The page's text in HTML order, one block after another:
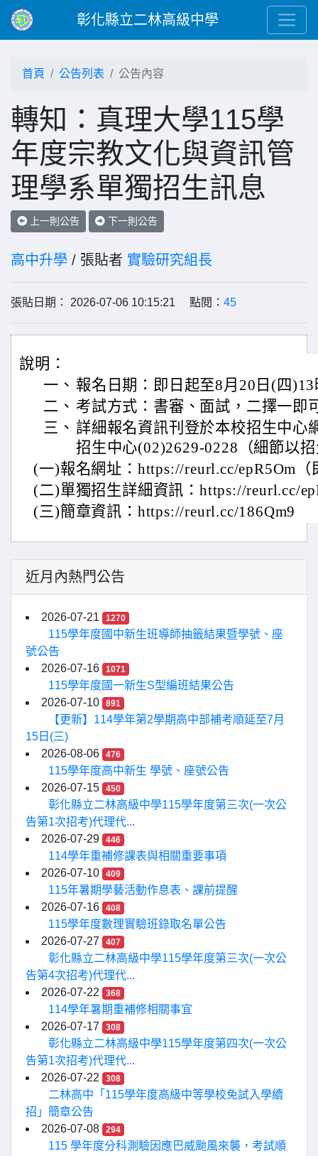
彰化縣立二林高級中學
首頁 公告列表 公告內容
轉知：真理大學115學
年度宗教文化與資訊管
理學系單獨招生訊息
上一則公告 下一則公告
高中升學 / 張貼者 實驗研究組長
張貼日期： 2026-07-06 10:15:21 點閱： 45
說明：
一、 報名日期：即日起至8月20日(四
二、 考試方式：書審、面試，二擇一即
三、 詳細報名資訊刊登於本校招生中心
招生中心(02)2629-0228（細節以
(一)報名網址：https://reurl.cc/epR5Om（
(二)單獨招生詳細資訊：https://reurl.cc/
(三)簡章資訊：https://reurl.cc/186Qm9
近月內熱門公告
2026-07-21 1270
115學年度國中新生班導師抽籤結果暨學號、座
號公告
2026-07-16
1071
115學年度國一新生S型編班結果公告
2026-07-10
891
【更新】114學年第2學期高中部補考順延至7月
15日(三)
2026-08-06
476
115學年度高中新生 學號、座號公告
2026-07-15
450
彰化縣立二林高級中學115學年度第三次(一次公
告第1次招考)代理代...
2026-07-29
446
114學年重補修課表與相關重要事項
2026-07-10
409
115年暑期學藝活動作息表、課前提醒
2026-07-16
408
115學年度數理實驗班錄取名單公告
2026-07-27
407
彰化縣立二林高級中學115學年度第三次(一次公
告第4次招考)代理代...
2026-07-22
368
114學年暑期重補修相關事宜
2026-07-17
308
彰化縣立二林高級中學115學年度第四次(一次公
告第1次招考)代理代...
2026-07-22
308
二林高中「115學年度高級中等學校免試入學續
招」簡章公告
2026-07-08
294
115 學年度分科測驗因應巴威颱風來襲，考試順